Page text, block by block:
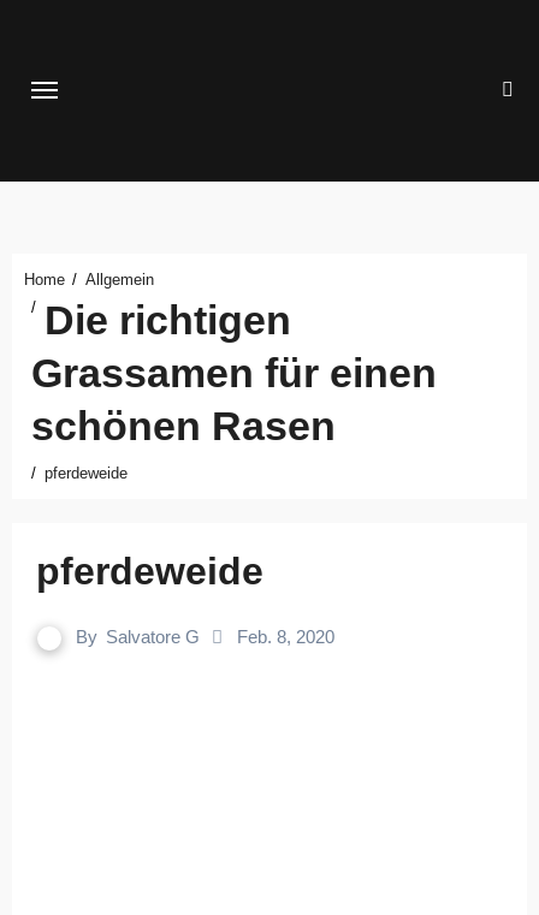
springen
Home Allgemein
Die richtigen
Grassamen für einen
schönen Rasen
pferdeweide
pferdeweide
By Salvatore G Feb. 8, 2020